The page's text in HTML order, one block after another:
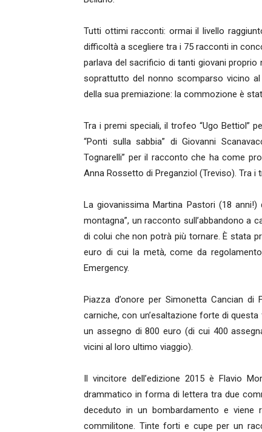
Tutti ottimi racconti: ormai il livello
difficoltà a scegliere tra i 75 racconti in
parlava del sacrificio di tanti giovani proprio
soprattutto del nonno scomparso vicino
della sua premiazione: la commozione è
Tra i premi speciali, il trofeo “Ugo Bettiol”
“Ponti sulla sabbia” di Giovanni
Tognarelli” per il racconto che ha come
Anna Rossetto di Preganziol (Treviso). Tra
La giovanissima Martina Pastori (18
montagna”, un racconto sull’abbandono a
di colui che non potrà più tornare. È stata
euro di cui la metà, come da
Emergency.
Piazza d’onore per Simonetta Cancian di
carniche, con un’esaltazione forte di
un assegno di 800 euro (di cui 400
vicini al loro ultimo viaggio).
Il vincitore dell’edizione 2015 è Flavio
drammatico in forma di lettera tra due
deceduto in un bombardamento e
commilitone. Tinte forti e cupe per un